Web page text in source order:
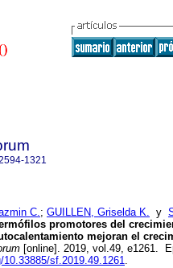
1321
C.; GUILLEN, Griselda K. y
promotores del
mejoran el
[online]. 2019, vol.49, e1261.
10.33885/sf.2019.49.1261.